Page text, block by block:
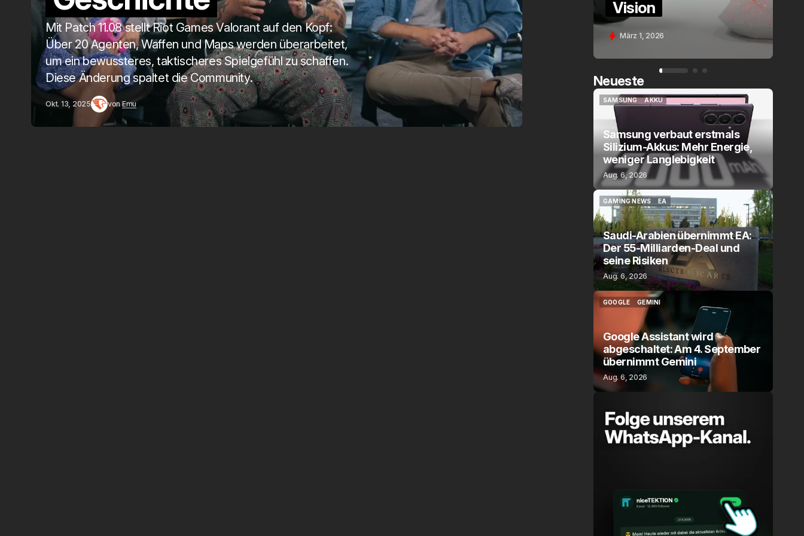
Mit Patch 11.08 stellt Riot Games Valorant auf den Kopf:
Über 20 Agenten, Waffen und Maps werden überarbeitet,
um ein bewussteres, taktischeres Spielgefühl zu schaffen.
Diese Änderung spaltet die Community.
Okt. 13, 2025 von Emu
SmartTag 2
Apr. 1, 2025
Vision
März 1, 2026
Assistant Voice (PE)
Feb. 9, 2026
Neueste
SAMSUNG
SAMSUNG
AKKU
Samsung verbaut erstmals
Silizium-Akkus: Mehr Energie,
weniger Langlebigkeit
Aug. 6, 2026
GAMING NEWS
GAMING NEWS
EA
EA
Saudi-Arabien übernimmt EA:
Der 55-Milliarden-Deal und
seine Risiken
Aug. 6, 2026
GOOGLE
GEMINI
GEMINI
Google Assistant wird
abgeschaltet: Am 4. September
übernimmt Gemini
Aug. 6, 2026